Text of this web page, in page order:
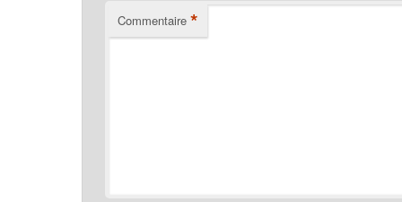
Commentaire *